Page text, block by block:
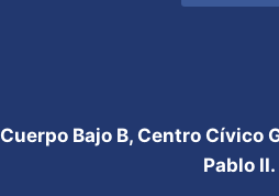
Cuerpo Bajo B, Centro Cívico
Pablo